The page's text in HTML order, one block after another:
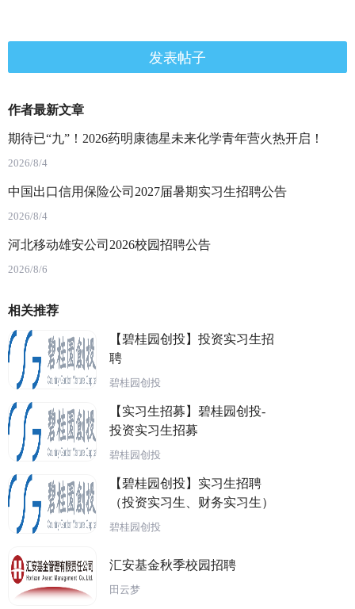
发表帖子
作者最新文章
期待已“九”！2026药明康德星未来化学青年营火热开启！
2026/8/4
中国出口信用保险公司2027届暑期实习生招聘公告
2026/8/4
河北移动雄安公司2026校园招聘公告
2026/8/6
相关推荐
【碧桂园创投】投资实习生招
聘
碧桂园创投
【实习生招募】碧桂园创投-
投资实习生招募
碧桂园创投
【碧桂园创投】实习生招聘
（投资实习生、财务实习生）
碧桂园创投
汇安基金秋季校园招聘
田云梦